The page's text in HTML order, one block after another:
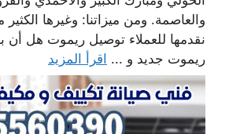
والعاصمة. ومن ميزاتنا: وغيرها
نقدمها للعملاء توصيل ريموت هل أن
ريموت جديد و ... اقرأ المزيد